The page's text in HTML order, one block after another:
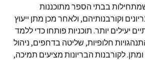
שמתחילות בבתי הספר מתוכננות
וקורבנותיהם, ולאחר מכן מתן ייעוץ
יעילים יותר. תוכניות פותחו כדי ללמד
חלופיות, שליטה בדחפים, ניהול
לקורבנות הבריונות מציעים תמיכה,